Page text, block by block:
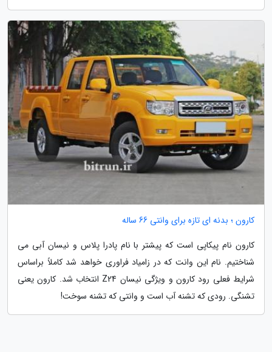
کارون ؛ بدنه ای تازه برای وانتی 66 ساله
کارون نام پیکاپی است که پیشتر با نام پادرا پلاس و نیسان آبی می
شناختیم. نام این وانت که در زامیاد فراوری خواهد شد کاملاً براساس
شرایط فعلی رود کارون و ویژگی نیسان Z24 انتخاب شد. کارون یعنی
تشنگی. رودی که تشنه آب است و وانتی که تشنه سوخت!